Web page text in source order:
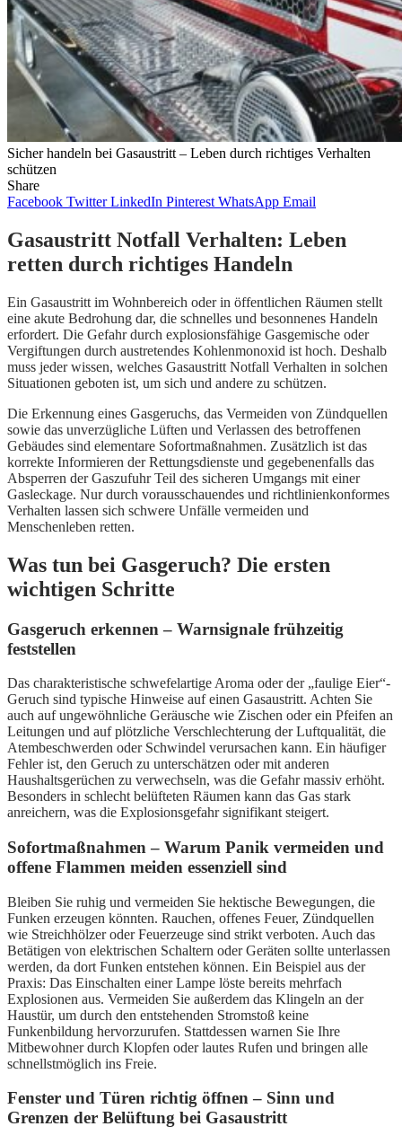
Sicher handeln bei Gasaustritt – Leben durch richtiges Verhalten
schützen
Share
Facebook Twitter LinkedIn Pinterest WhatsApp Email
Gasaustritt Notfall Verhalten: Leben
retten durch richtiges Handeln
Ein Gasaustritt im Wohnbereich oder in öffentlichen Räumen stellt
eine akute Bedrohung dar, die schnelles und besonnenes Handeln
erfordert. Die Gefahr durch explosionsfähige Gasgemische oder
Vergiftungen durch austretendes Kohlenmonoxid ist hoch. Deshalb
muss jeder wissen, welches Gasaustritt Notfall Verhalten in solchen
Situationen geboten ist, um sich und andere zu schützen.
Die Erkennung eines Gasgeruchs, das Vermeiden von Zündquellen
sowie das unverzügliche Lüften und Verlassen des betroffenen
Gebäudes sind elementare Sofortmaßnahmen. Zusätzlich ist das
korrekte Informieren der Rettungsdienste und gegebenenfalls das
Absperren der Gaszufuhr Teil des sicheren Umgangs mit einer
Gasleckage. Nur durch vorausschauendes und richtlinienkonformes
Verhalten lassen sich schwere Unfälle vermeiden und
Menschenleben retten.
Was tun bei Gasgeruch? Die ersten
wichtigen Schritte
Gasgeruch erkennen – Warnsignale frühzeitig
feststellen
Das charakteristische schwefelartige Aroma oder der „faulige Eier“-
Geruch sind typische Hinweise auf einen Gasaustritt. Achten Sie
auch auf ungewöhnliche Geräusche wie Zischen oder ein Pfeifen an
Leitungen und auf plötzliche Verschlechterung der Luftqualität, die
Atembeschwerden oder Schwindel verursachen kann. Ein häufiger
Fehler ist, den Geruch zu unterschätzen oder mit anderen
Haushaltsgerüchen zu verwechseln, was die Gefahr massiv erhöht.
Besonders in schlecht belüfteten Räumen kann das Gas stark
anreichern, was die Explosionsgefahr signifikant steigert.
Sofortmaßnahmen – Warum Panik vermeiden und
offene Flammen meiden essenziell sind
Bleiben Sie ruhig und vermeiden Sie hektische Bewegungen, die
Funken erzeugen könnten. Rauchen, offenes Feuer, Zündquellen
wie Streichhölzer oder Feuerzeuge sind strikt verboten. Auch das
Betätigen von elektrischen Schaltern oder Geräten sollte unterlassen
werden, da dort Funken entstehen können. Ein Beispiel aus der
Praxis: Das Einschalten einer Lampe löste bereits mehrfach
Explosionen aus. Vermeiden Sie außerdem das Klingeln an der
Haustür, um durch den entstehenden Stromstoß keine
Funkenbildung hervorzurufen. Stattdessen warnen Sie Ihre
Mitbewohner durch Klopfen oder lautes Rufen und bringen alle
schnellstmöglich ins Freie.
Fenster und Türen richtig öffnen – Sinn und
Grenzen der Belüftung bei Gasaustritt